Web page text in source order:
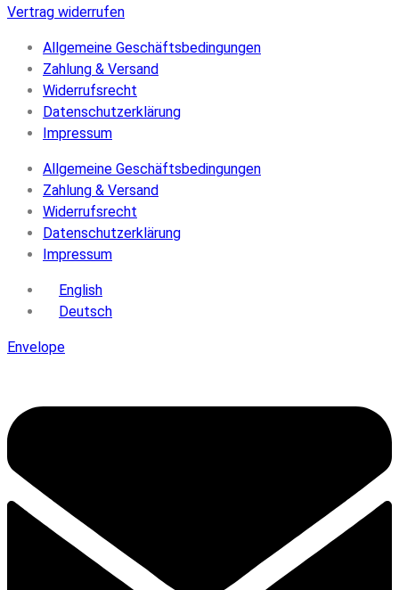
Vertrag widerrufen
Allgemeine Geschäftsbedingungen
Zahlung & Versand
Widerrufsrecht
Datenschutzerklärung
Impressum
Allgemeine Geschäftsbedingungen
Zahlung & Versand
Widerrufsrecht
Datenschutzerklärung
Impressum
English
Deutsch
Envelope